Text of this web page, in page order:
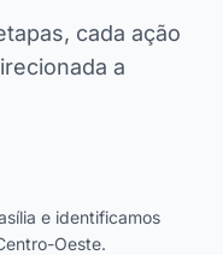
cada ação
a
e identificamos
Oeste.